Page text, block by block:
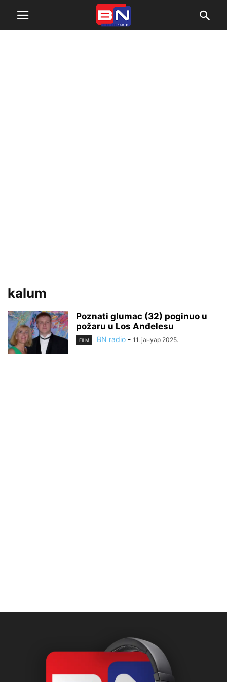
kalum
Poznati glumac (32) poginuo u
požaru u Los Anđelesu
FILM BN radio - 11. јануар 2025.